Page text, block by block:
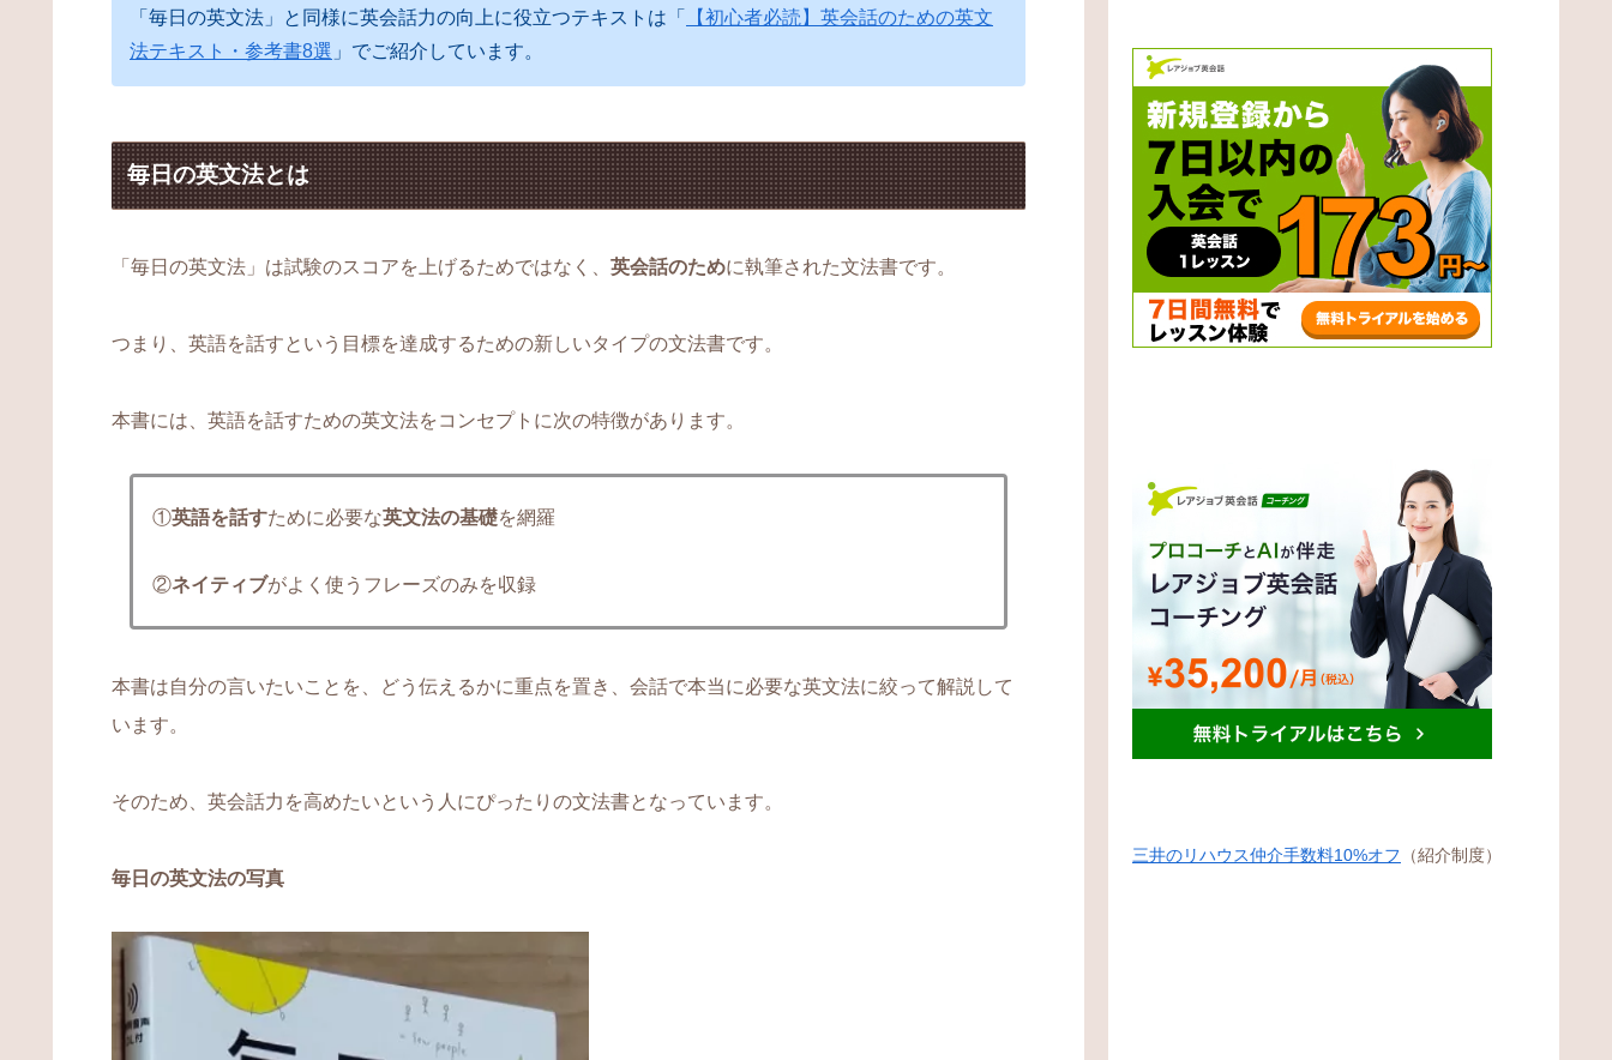
「毎日の英文法」と同様に英会話力の向上に役立つテキストは「
【初心者必読】英会話のための英文
法テキスト・参考書8選 」でご紹介しています。
毎日の英文法とは
「毎日の英文法」は試験のスコアを上げるためではなく、 英会話のために執筆された文法書です。
つまり、英語を話すという目標を達成するための新しいタイプの文法書です。
本書には、英語を話すための英文法をコンセプトに次の特徴があります。
①英語を話すために必要な英文法の基礎を網羅
②ネイティブがよく使うフレーズのみを収録
本書は自分の言いたいことを、どう伝えるかに重点を置き、会話で本当に必要な英文法に絞って解説して
います。
そのため、英会話力を高めたいという人にぴったりの文法書となっています。
毎日の英文法の写真
三井のリハウス仲介手数料10%オフ （紹介制度）